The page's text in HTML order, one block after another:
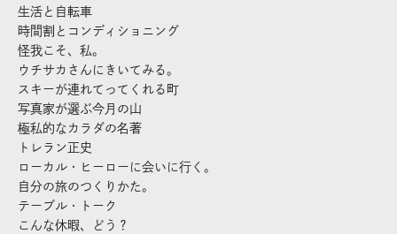
生活と自転車
時間割とコンディショニング
怪我こそ、私。
ウチサカさんにきいてみる。
スキーが連れてってくれる町
写真家が選ぶ今月の山
極私的なカラダの名著
トレラン正史
ローカル・ヒーローに会いに行く。
自分の旅のつくりかた。
テーブル・トーク
こんな休暇、どう？